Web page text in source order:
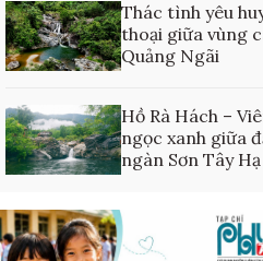
Thác tình yêu
thoại giữa vùng
Quảng Ngãi
Hồ Rà Hách –
ngọc xanh giữa
ngàn Sơn Tây Hạ